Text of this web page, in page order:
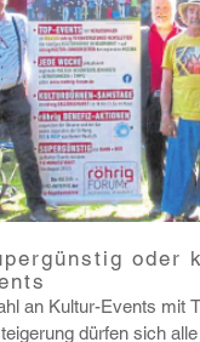
oder
an Kultur-Events mit
dürfen sich